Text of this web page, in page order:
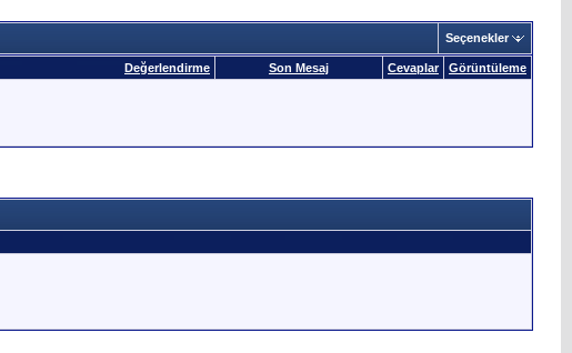
Seçenekler
Değerlendirme Son Mesaj Cevaplar Görüntüleme